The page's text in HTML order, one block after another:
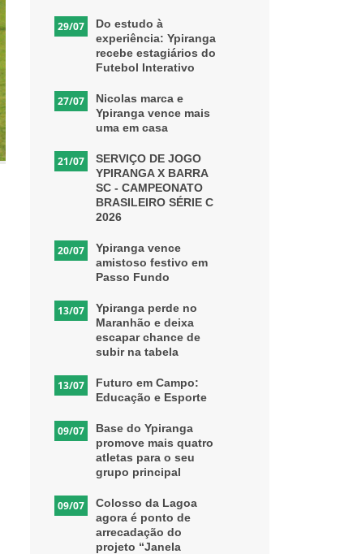
29/07
Do estudo à
experiência: Ypiranga
recebe estagiários do
Futebol Interativo
27/07
Nicolas marca e
Ypiranga vence mais
uma em casa
21/07
SERVIÇO DE JOGO
YPIRANGA X BARRA
SC - CAMPEONATO
BRASILEIRO SÉRIE C
2026
20/07
Ypiranga vence
amistoso festivo em
Passo Fundo
13/07
Ypiranga perde no
Maranhão e deixa
escapar chance de
subir na tabela
13/07
Futuro em Campo:
Educação e Esporte
09/07
Base do Ypiranga
promove mais quatro
atletas para o seu
grupo principal
09/07
Colosso da Lagoa
agora é ponto de
arrecadação do
projeto “Janela